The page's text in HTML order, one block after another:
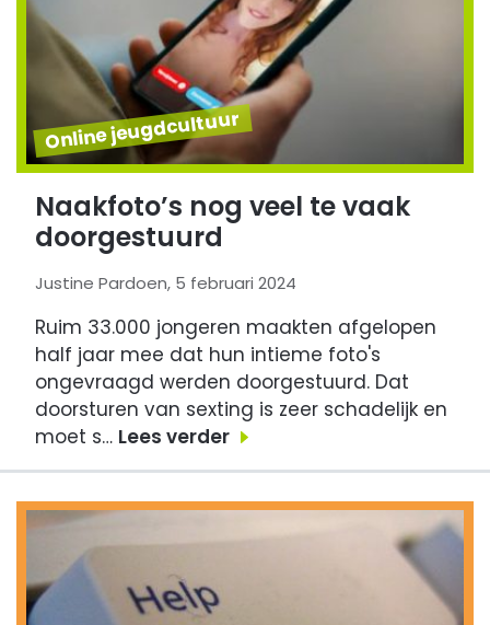
Online jeugdcultuur
Naakfoto’s nog veel te vaak
doorgestuurd
Justine Pardoen, 5 februari 2024
Ruim 33.000 jongeren maakten afgelopen
half jaar mee dat hun intieme foto's
ongevraagd werden doorgestuurd. Dat
doorsturen van sexting is zeer schadelijk en
moet s… Lees verder